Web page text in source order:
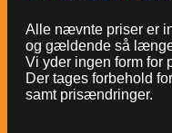
Alle nævnte priser er
og gældende så
Vi yder ingen form for
Der tages forbehold
samt prisændringer.